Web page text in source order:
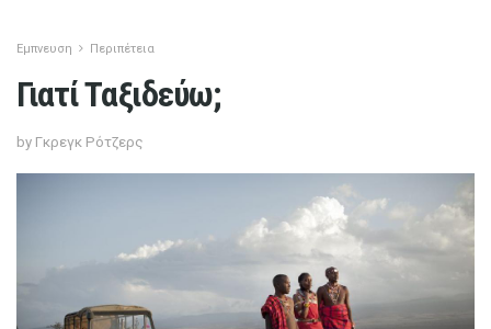
Εμπνευση Περιπέτεια
Γιατί Ταξιδεύω;
by Γκρεγκ Ρότζερς